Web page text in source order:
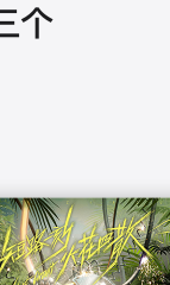
个